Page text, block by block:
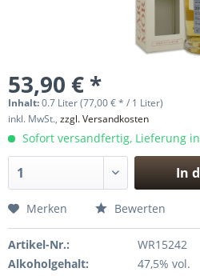
53,90 € *
Inhalt:0.7 Liter (77,00 € * / 1 Liter)
inkl. MwSt., zzgl. Versandkosten
Sofort versandfertig, Lieferung
In
Merken Bewerten
Artikel-Nr.:
WR15242
Alkoholgehalt:
47,5% vol.